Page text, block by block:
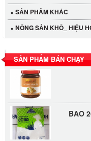
SẢN PHẢM KHÁC
NÔNG SẢN KHÔ_ HIỆU
SẢN PHẨM BÁN CHẠY
LỐC
BAO